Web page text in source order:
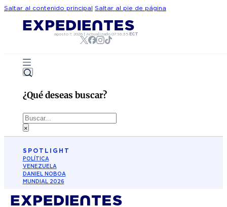
Saltar al contenido principal Saltar al pie de página
agosto 7, 2026 |Actualizado07:16:35 ECT
¿Qué deseas buscar?
Buscar
×
SPOTLIGHT
POLÍTICA
VENEZUELA
DANIEL NOBOA
MUNDIAL 2026